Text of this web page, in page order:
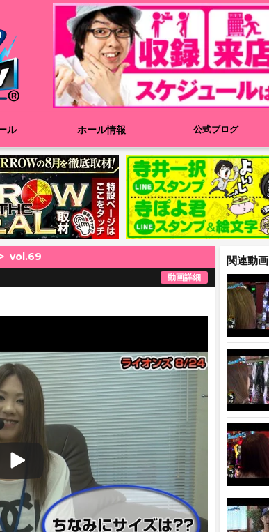
ル ホール情報 公式ブログ
vol.69
動画詳細
関連動画